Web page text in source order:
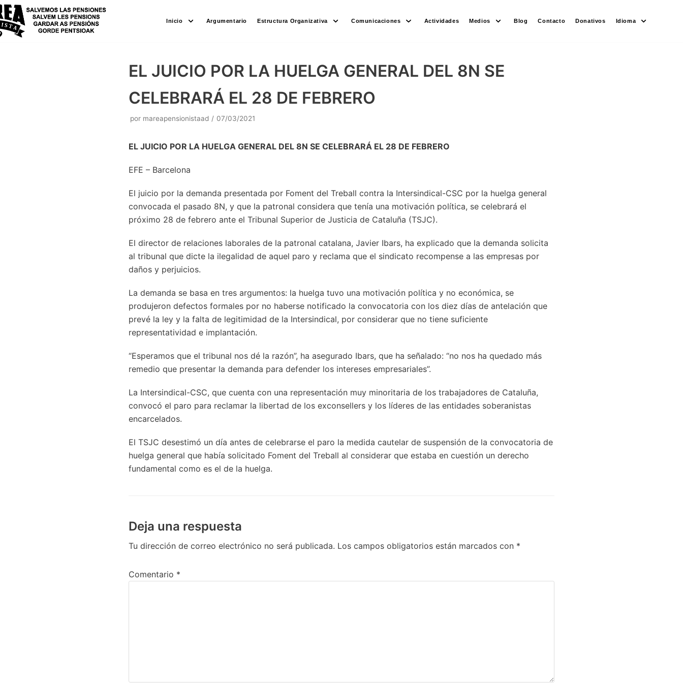
Saltar
al
contenido
Inicio Argumentario Estructura Organizativa Comunicaciones Actividades Medios Blog Contacto Donativos Idioma
EL JUICIO POR LA HUELGA GENERAL DEL 8N SE
CELEBRARÁ EL 28 DE FEBRERO
por mareapensionistaad 07/03/2021
EL JUICIO POR LA HUELGA GENERAL DEL 8N SE CELEBRARÁ EL 28 DE FEBRERO
EFE – Barcelona
El juicio por la demanda presentada por Foment del Treball contra la Intersindical-CSC por la huelga general
convocada el pasado 8N, y que la patronal considera que tenía una motivación política, se celebrará el
próximo 28 de febrero ante el Tribunal Superior de Justicia de Cataluña (TSJC).
El director de relaciones laborales de la patronal catalana, Javier Ibars, ha explicado que la demanda solicita
al tribunal que dicte la ilegalidad de aquel paro y reclama que el sindicato recompense a las empresas por
daños y perjuicios.
La demanda se basa en tres argumentos: la huelga tuvo una motivación política y no económica, se
produjeron defectos formales por no haberse notificado la convocatoria con los diez días de antelación que
prevé la ley y la falta de legitimidad de la Intersindical, por considerar que no tiene suficiente
representatividad e implantación.
“Esperamos que el tribunal nos dé la razón”, ha asegurado Ibars, que ha señalado: “no nos ha quedado más
remedio que presentar la demanda para defender los intereses empresariales”.
La Intersindical-CSC, que cuenta con una representación muy minoritaria de los trabajadores de Cataluña,
convocó el paro para reclamar la libertad de los exconsellers y los líderes de las entidades soberanistas
encarcelados.
El TSJC desestimó un día antes de celebrarse el paro la medida cautelar de suspensión de la convocatoria de
huelga general que había solicitado Foment del Treball al considerar que estaba en cuestión un derecho
fundamental como es el de la huelga.
Deja una respuesta
Tu dirección de correo electrónico no será publicada. Los campos obligatorios están marcados con *
Comentario *